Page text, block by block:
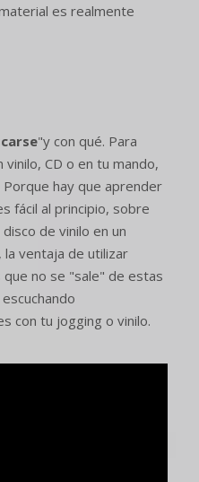
es realmente
"y con qué. Para
CD o en tu mando,
hay que aprender
fácil al principio, sobre
de vinilo en un
ventaja de utilizar
no se "sale" de estas
con tu jogging o vinilo.